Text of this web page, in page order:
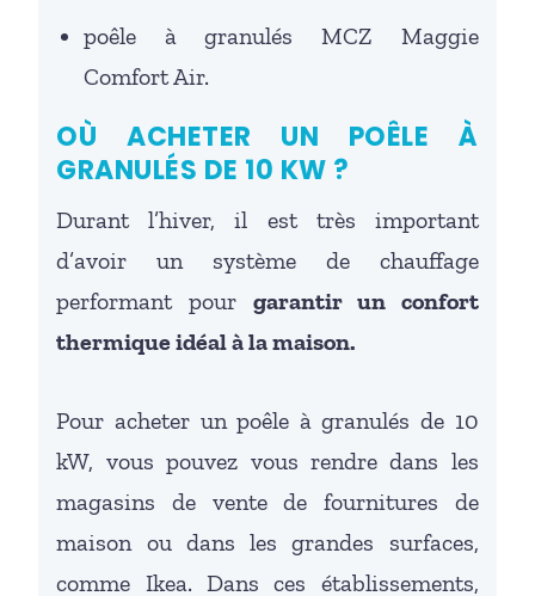
poêle à granulés MCZ Maggie
Comfort Air.
OÙ ACHETER UN POÊLE À
GRANULÉS DE 10 KW ?
Durant l’hiver, il est très important
d’avoir un système de chauffage
performant pour garantir un confort
thermique idéal à la maison.
Pour acheter un poêle à granulés de 10
kW, vous pouvez vous rendre dans les
magasins de vente de fournitures de
maison ou dans les grandes surfaces,
comme Ikea. Dans ces établissements,